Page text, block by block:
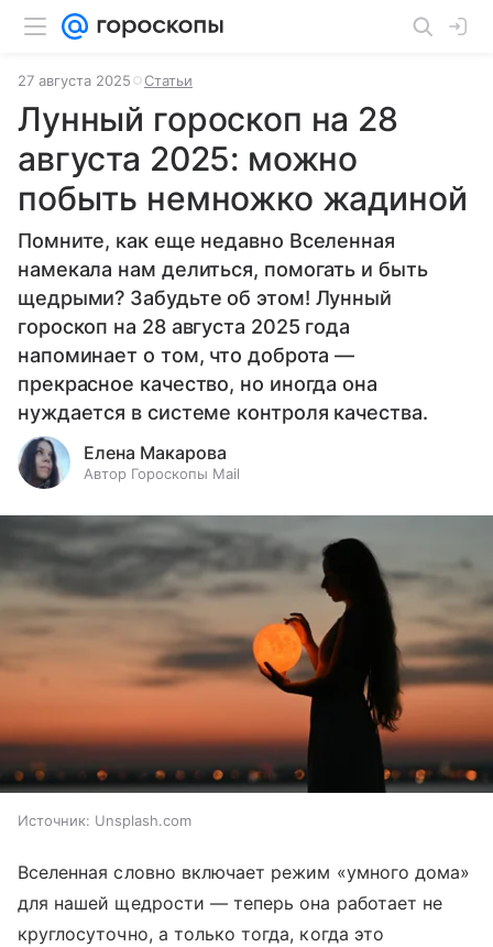
27 августа 2025 Статьи
Лунный гороскоп на 28
августа 2025: можно
побыть немножко жадиной
Помните, как еще недавно Вселенная
намекала нам делиться, помогать и быть
щедрыми? Забудьте об этом! Лунный
гороскоп на 28 августа 2025 года
напоминает о том, что доброта —
прекрасное качество, но иногда она
нуждается в системе контроля качества.
Елена Макарова
Автор Гороскопы Mail
Источник: Unsplash.com
Вселенная словно включает режим «умного дома»
для нашей щедрости — теперь она работает не
круглосуточно, а только тогда, когда это